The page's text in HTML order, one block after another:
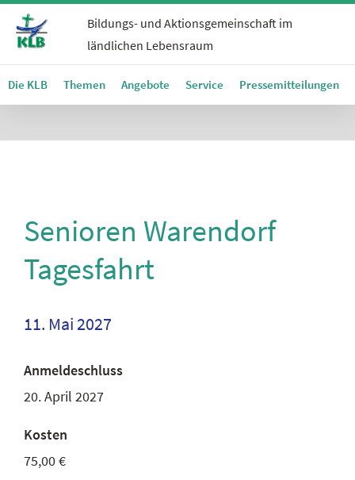
Bildungs- und Aktionsgemeinschaft im
ländlichen Lebensraum
Die KLB Themen Angebote Service Pressemitteilungen
Senioren Warendorf
Tagesfahrt
11. Mai 2027
Anmeldeschluss
20. April 2027
Kosten
75,00 €